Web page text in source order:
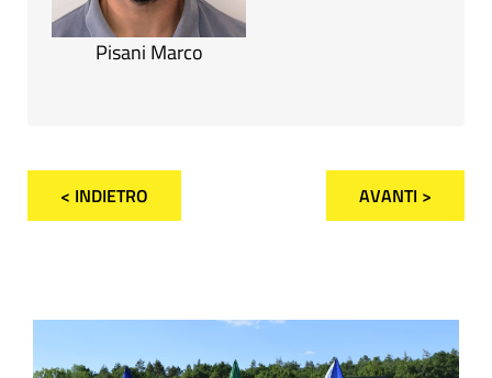
Pisani Marco
< INDIETRO AVANTI >